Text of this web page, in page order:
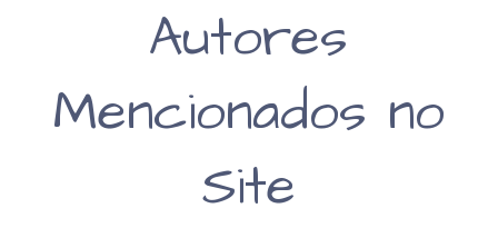
Autores
Mencionados no
Site